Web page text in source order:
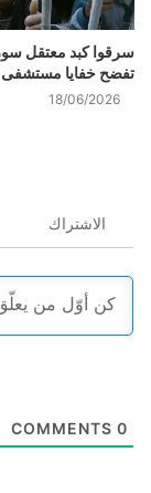
سرقوا كبد معتقل
تفضح خفايا مستشفى
18/06/2026
الاشتراك
0